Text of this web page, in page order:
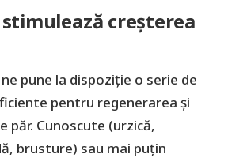
creșterea
pune la dispoziție o serie de
pentru regenerarea și
păr. Cunoscute (urzică,
brusture) sau mai puțin